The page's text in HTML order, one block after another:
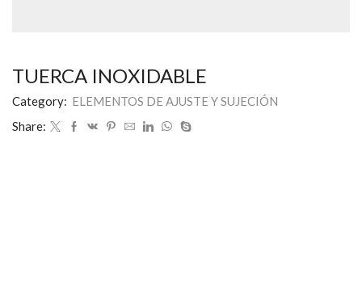
TUERCA INOXIDABLE
Category: ELEMENTOS DE AJUSTE Y SUJECIÓN
Share: